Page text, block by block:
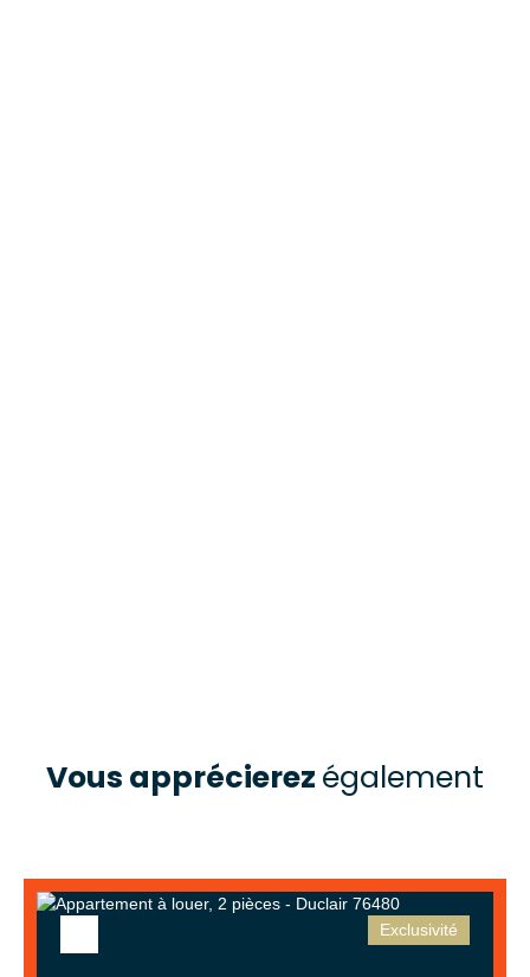
Vous apprécierez également
Exclusivité